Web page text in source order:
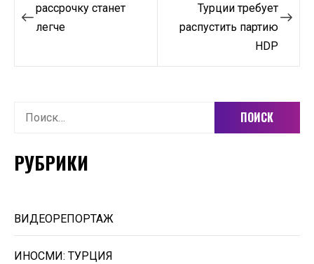
по
рассрочку станет
легче
Турции требует
распустить партию
HDP
Найти:
РУБРИКИ
ВИДЕОРЕПОРТАЖ
ИНОСМИ: ТУРЦИЯ